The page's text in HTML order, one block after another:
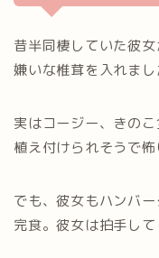
昔半同棲していた彼
嫌いな椎茸を入れまし
実はコージー、きの
植え付けられそうで怖
でも、彼女もハンバ
完食。彼女は拍手し